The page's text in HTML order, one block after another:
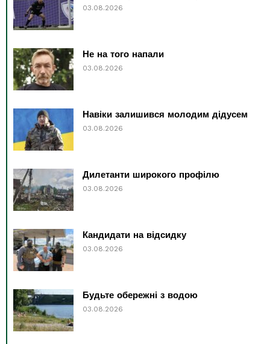
03.08.2026
Не на того напали
03.08.2026
Навіки залишився молодим дідусем
03.08.2026
Дилетанти широкого профілю
03.08.2026
Кандидати на відсидку
03.08.2026
Будьте обережні з водою
03.08.2026